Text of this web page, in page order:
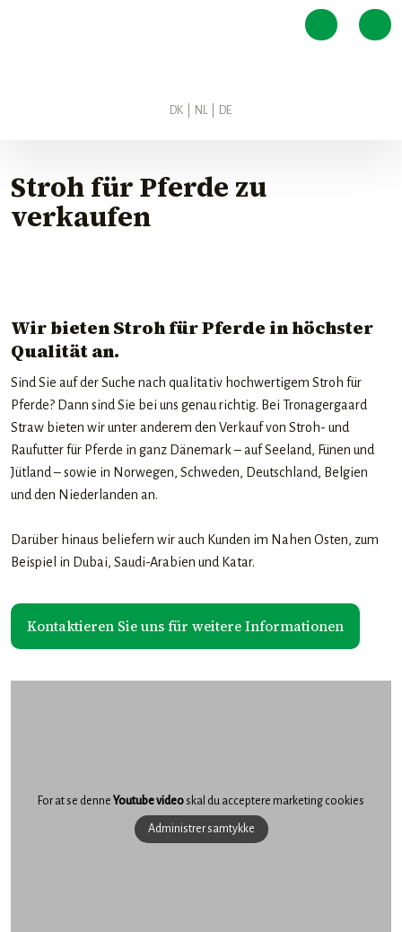
DK NL| DE​
Stroh für Pferde zu
verkaufen
Wir bieten Stroh für Pferde in höchster
Qualität an.
Sind Sie auf der Suche nach qualitativ hochwertigem Stroh für
Pferde? Dann sind Sie bei uns genau richtig. Bei Tronagergaard
Straw bieten wir unter anderem den Verkauf von Stroh- und
Raufutter für Pferde in ganz Dänemark – auf Seeland, Fünen und
Jütland – sowie in Norwegen, Schweden, Deutschland, Belgien
und den Niederlanden an.
Darüber hinaus beliefern wir auch Kunden im Nahen Osten, zum
Beispiel in Dubai, Saudi-Arabien und Katar.​
​Kontaktieren Sie uns für weitere Informationen
For at se denne Youtube videoskal du acceptere marketing cookies
Administrer samtykke